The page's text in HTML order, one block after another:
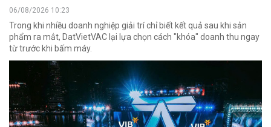
06/08/2026 10:23
Trong khi nhiều doanh nghiệp giải trí chỉ biết kết quả sau khi sản
phẩm ra mắt, DatVietVAC lại lựa chọn cách "khóa" doanh thu ngay
từ trước khi bấm máy.